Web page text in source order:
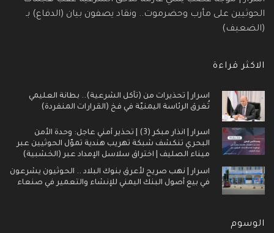
الحوثيين على مأرب وحضرموت.. ونقاد يصفون بيان (الدفاع) بـ
(الضعيف)
الاكثر قراءة
اسرار | تحذيرات من (تآكل الشرعية).. بطانة العليمي
تُغرق الرئاسة اليمنيّة في فخ (القرارات المنفردة)
اسرار | انذار مبكر (3) | تحذير أمني عاجل: وحدة الأمن
البحري تنكشف شبكة تهريب هندية تموّل الحوثيين عبر
ميناء الصليف | اختراق سلاسل الإمداد عبر (الخشبية)
اسرار | نهب صريح لأعرق بنوك البلاد .. الحوثيون يشرعون
في بيع أصول البنك اليمني للإنشاء والتعمير في صنعاء
الوسوم